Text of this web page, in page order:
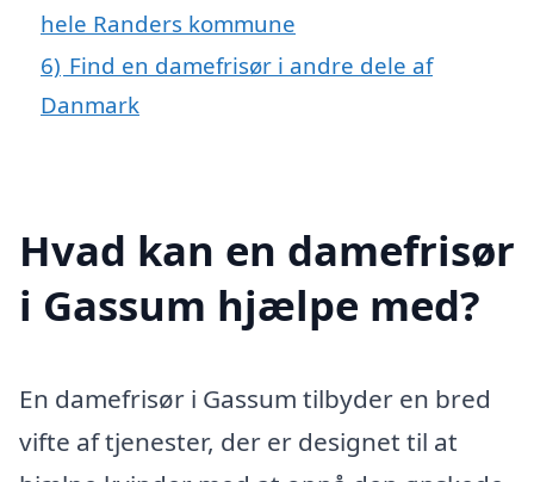
hele Randers kommune
6) Find en damefrisør i andre dele af
Danmark
Hvad kan en damefrisør
i Gassum hjælpe med?
En damefrisør i Gassum tilbyder en bred
vifte af tjenester, der er designet til at